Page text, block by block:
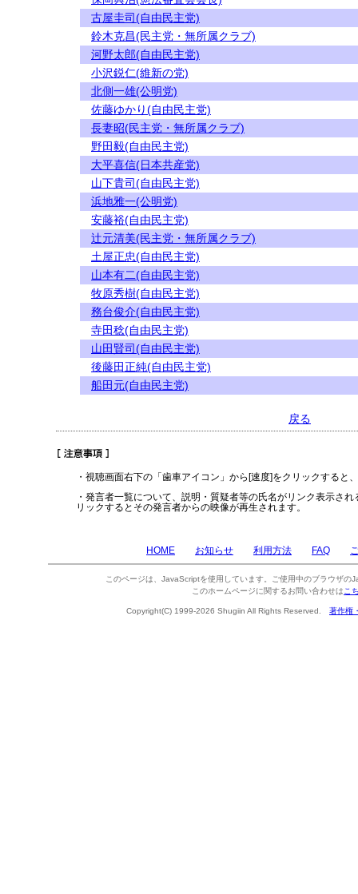
古屋圭司(自由民主党)
鈴木克昌(民主党・無所属クラブ)
河野太郎(自由民主党)
小沢鋭仁(維新の党)
北側一雄(公明党)
佐藤ゆかり(自由民主党)
長妻昭(民主党・無所属クラブ)
野田毅(自由民主党)
大平喜信(日本共産党)
山下貴司(自由民主党)
浜地雅一(公明党)
安藤裕(自由民主党)
辻元清美(民主党・無所属クラブ)
土屋正忠(自由民主党)
山本有二(自由民主党)
牧原秀樹(自由民主党)
務台俊介(自由民主党)
寺田稔(自由民主党)
山田賢司(自由民主党)
後藤田正純(自由民主党)
船田元(自由民主党)
戻る
・視聴画面右下の「歯車アイコン」から[速度]をクリックすると
・発言者一覧について、説明・質疑者等の氏名がリンク表示さ
リックするとその発言者からの映像が再生されます。
HOME お知らせ 利用方法 FAQ
このページは、JavaScriptを使用しています。ご使用中のブラウザの
このホームページに関するお問い合わせは こ
Copyright(C) 1999-2026 Shugiin All Rights Reserved. 著作権